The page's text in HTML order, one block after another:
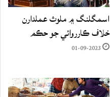
اسمگلنگ ۾ ملوث عملدارن
خلاف ڪارروائي جو حڪم
01-09-2023